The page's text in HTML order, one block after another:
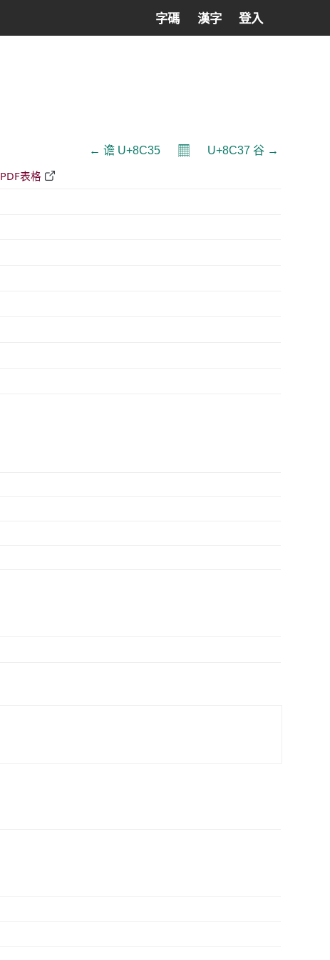
字碼 漢字 登入
← 谵 U+8C35 𝄜 U+8C37 谷 →
PDF表格